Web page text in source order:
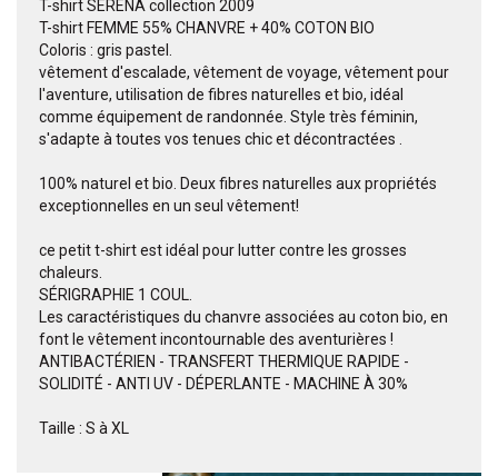
T-shirt SERENA collection 2009
T-shirt FEMME 55% CHANVRE + 40% COTON BIO
Coloris : gris pastel.
vêtement d'escalade, vêtement de voyage, vêtement pour
l'aventure, utilisation de fibres naturelles et bio, idéal
comme équipement de randonnée. Style très féminin,
s'adapte à toutes vos tenues chic et décontractées .
100% naturel et bio. Deux fibres naturelles aux propriétés
exceptionnelles en un seul vêtement!
ce petit t-shirt est idéal pour lutter contre les grosses
chaleurs.
SÉRIGRAPHIE 1 COUL.
Les caractéristiques du chanvre associées au coton bio, en
font le vêtement incontournable des aventurières !
ANTIBACTÉRIEN - TRANSFERT THERMIQUE RAPIDE -
SOLIDITÉ - ANTI UV - DÉPERLANTE - MACHINE À 30%
Taille : S à XL